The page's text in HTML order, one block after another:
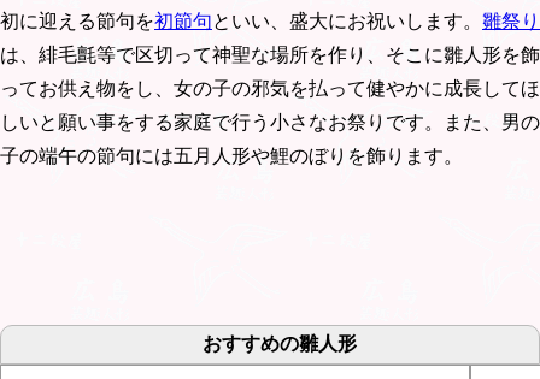
初に迎える節句を初節句といい、盛大にお祝いします。 雛祭り
は、緋毛氈等で区切って神聖な場所を作り、そこに雛人形を飾
ってお供え物をし、女の子の邪気を払って健やかに成長してほ
しいと願い事をする家庭で行う小さなお祭りです。また、男の
子の端午の節句には五月人形や鯉のぼりを飾ります。
おすすめの雛人形